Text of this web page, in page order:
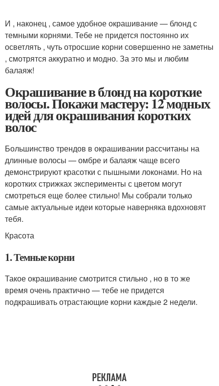
И , наконец , самое удобное окрашивание — блонд с
темными корнями. Тебе не придется постоянно их
осветлять , чуть отросшие корни совершенно не заметны
, смотрятся аккуратно и модно. За это мы и любим
балаяж!
Окрашивание в блонд на короткие
волосы. Покажи мастеру: 12 модных
идей для окрашивания коротких
волос
Большинство трендов в окрашивании рассчитаны на
длинные волосы — омбре и балаяж чаще всего
демонстрируют красотки с пышными локонами. Но на
коротких стрижках эксперименты с цветом могут
смотреться еще более стильно! Мы собрали только
самые актуальные идеи которые наверняка вдохновят
тебя.
Красота
1. Темные корни
Такое окрашивание смотрится стильно , но в то же
время очень практично — тебе не придется
подкрашивать отрастающие корни каждые 2 недели.